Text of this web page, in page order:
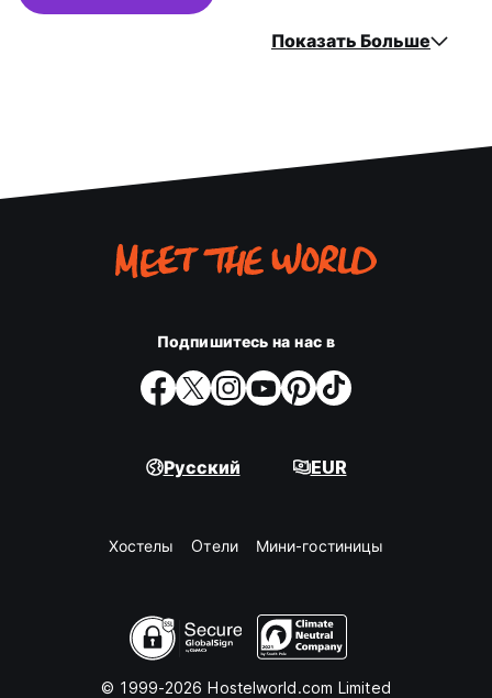
Показать Больше
Подпишитесь на нас в
Русский EUR
Хостелы Oтели Мини-гостиницы
© 1999-2026 Hostelworld.com Limited